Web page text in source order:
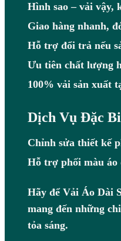
Hình sao – vải vậy,
Giao hàng nhanh,
Hỗ trợ đổi trả nếu
Ưu tiên chất lượng
100% vải sản xuất
Dịch Vụ Đặc
Chỉnh sửa thiết kế
Hỗ trợ phối màu áo
Hãy để Vải Áo Dài
mang đến những
tỏa sáng.